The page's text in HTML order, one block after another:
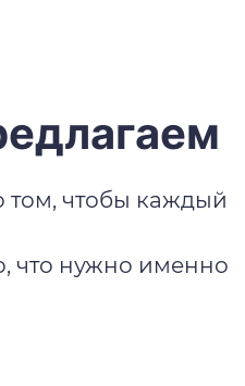
том, чтобы каждый
что нужно именно